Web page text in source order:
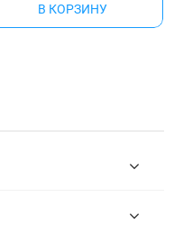
В КОРЗИНУ